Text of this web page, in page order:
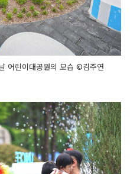
어린이대공원의 모습 ©김주연